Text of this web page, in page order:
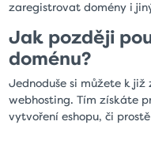
zaregistrovat domény i
Jak později
doménu?
Jednoduše si můžete k
webhosting. Tím získáte
vytvoření eshopu, či